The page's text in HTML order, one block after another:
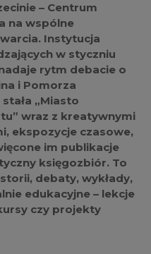
– Centrum
na wspólne
Instytucja
w styczniu
rytm debacie o
i Pomorza
„Miasto
wraz z kreatywnymi
ekspozycje czasowe,
im publikacje
księgozbiór. To
debaty, wykłady,
edukacyjne – lekcje
czy projekty